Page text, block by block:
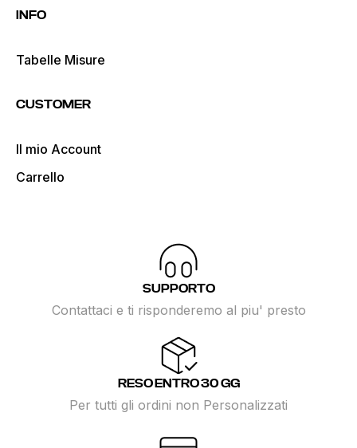
INFO
Tabelle Misure
CUSTOMER
Il mio Account
Carrello
SUPPORTO
Contattaci e ti risponderemo al piu' presto
RESO ENTRO 30 GG
Per tutti gli ordini non Personalizzati